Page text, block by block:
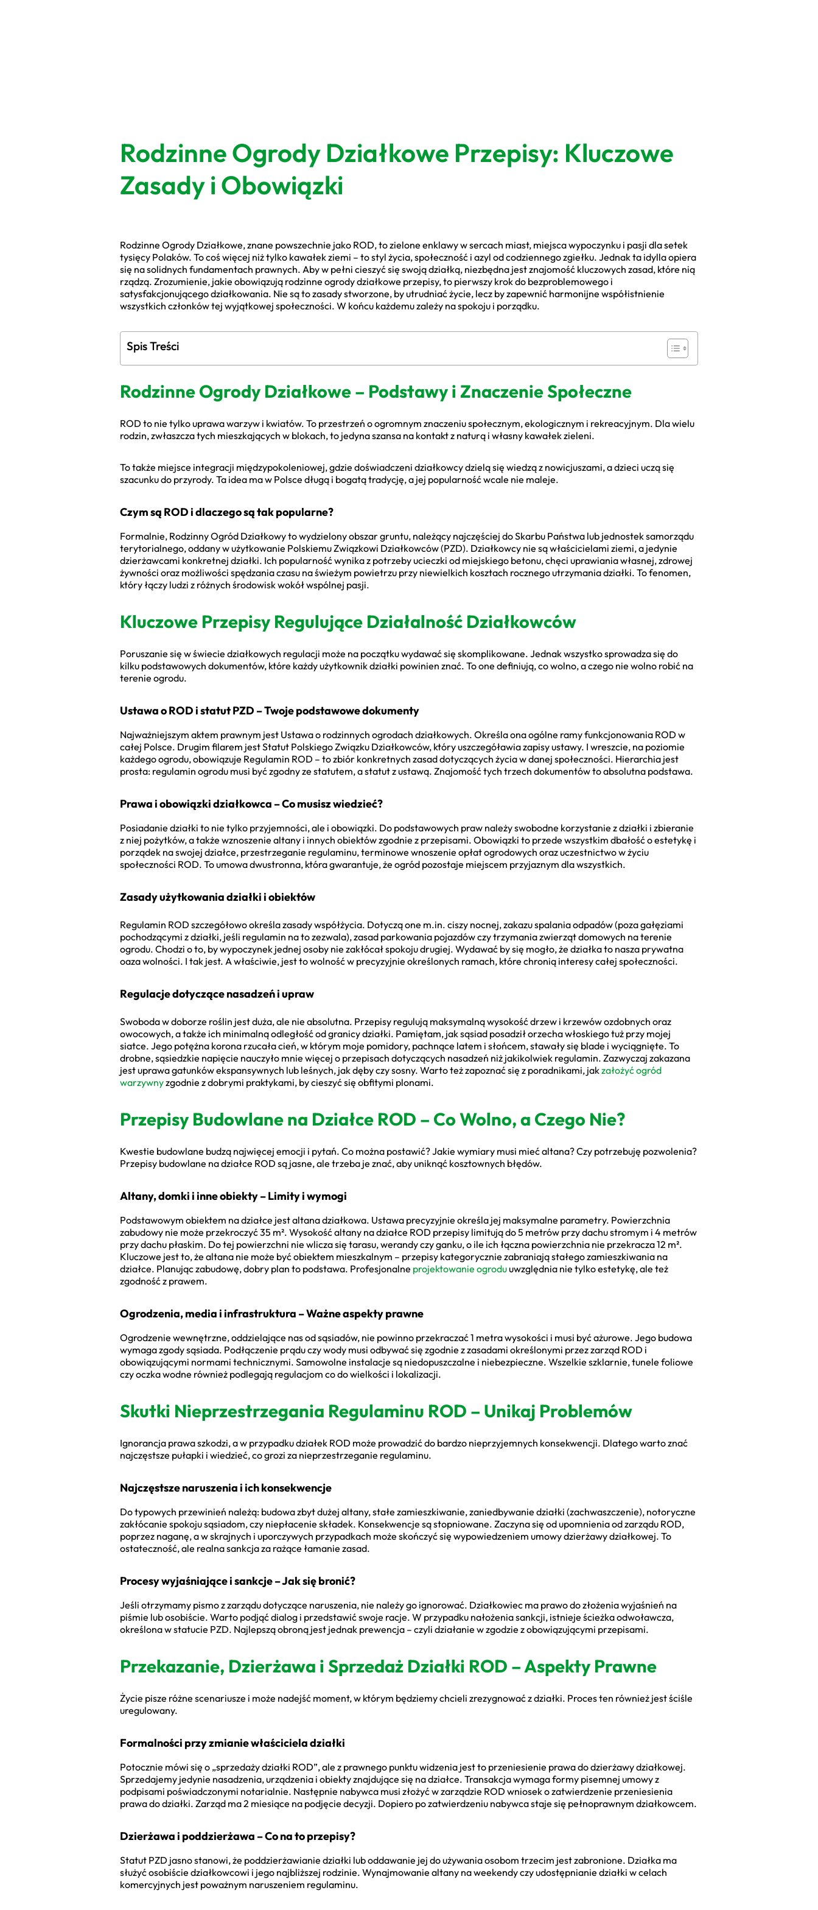
Rodzinne Ogrody Działkowe Przepisy: Kluczowe
Zasady i Obowiązki
Rodzinne Ogrody Działkowe, znane powszechnie jako ROD, to zielone enklawy w sercach miast, miejsca wypoczynku i pasji dla setek
tysięcy Polaków. To coś więcej niż tylko kawałek ziemi – to styl życia, społeczność i azyl od codziennego zgiełku. Jednak ta idylla opiera
się na solidnych fundamentach prawnych. Aby w pełni cieszyć się swoją działką, niezbędna jest znajomość kluczowych zasad, które nią
rządzą. Zrozumienie, jakie obowiązują rodzinne ogrody działkowe przepisy, to pierwszy krok do bezproblemowego i
satysfakcjonującego działkowania. Nie są to zasady stworzone, by utrudniać życie, lecz by zapewnić harmonijne współistnienie
wszystkich członków tej wyjątkowej społeczności. W końcu każdemu zależy na spokoju i porządku.
Spis Treści
Rodzinne Ogrody Działkowe – Podstawy i Znaczenie Społeczne
ROD to nie tylko uprawa warzyw i kwiatów. To przestrzeń o ogromnym znaczeniu społecznym, ekologicznym i rekreacyjnym. Dla wielu
rodzin, zwłaszcza tych mieszkających w blokach, to jedyna szansa na kontakt z naturą i własny kawałek zieleni.
To także miejsce integracji międzypokoleniowej, gdzie doświadczeni działkowcy dzielą się wiedzą z nowicjuszami, a dzieci uczą się
szacunku do przyrody. Ta idea ma w Polsce długą i bogatą tradycję, a jej popularność wcale nie maleje.
Czym są ROD i dlaczego są tak popularne?
Formalnie, Rodzinny Ogród Działkowy to wydzielony obszar gruntu, należący najczęściej do Skarbu Państwa lub jednostek samorządu
terytorialnego, oddany w użytkowanie Polskiemu Związkowi Działkowców (PZD). Działkowcy nie są właścicielami ziemi, a jedynie
dzierżawcami konkretnej działki. Ich popularność wynika z potrzeby ucieczki od miejskiego betonu, chęci uprawiania własnej, zdrowej
żywności oraz możliwości spędzania czasu na świeżym powietrzu przy niewielkich kosztach rocznego utrzymania działki. To fenomen,
który łączy ludzi z różnych środowisk wokół wspólnej pasji.
Kluczowe Przepisy Regulujące Działalność Działkowców
Poruszanie się w świecie działkowych regulacji może na początku wydawać się skomplikowane. Jednak wszystko sprowadza się do
kilku podstawowych dokumentów, które każdy użytkownik działki powinien znać. To one definiują, co wolno, a czego nie wolno robić na
terenie ogrodu.
Ustawa o ROD i statut PZD – Twoje podstawowe dokumenty
Najważniejszym aktem prawnym jest Ustawa o rodzinnych ogrodach działkowych. Określa ona ogólne ramy funkcjonowania ROD w
całej Polsce. Drugim filarem jest Statut Polskiego Związku Działkowców, który uszczegóławia zapisy ustawy. I wreszcie, na poziomie
każdego ogrodu, obowiązuje Regulamin ROD – to zbiór konkretnych zasad dotyczących życia w danej społeczności. Hierarchia jest
prosta: regulamin ogrodu musi być zgodny ze statutem, a statut z ustawą. Znajomość tych trzech dokumentów to absolutna podstawa.
Prawa i obowiązki działkowca – Co musisz wiedzieć?
Posiadanie działki to nie tylko przyjemności, ale i obowiązki. Do podstawowych praw należy swobodne korzystanie z działki i zbieranie
z niej pożytków, a także wznoszenie altany i innych obiektów zgodnie z przepisami. Obowiązki to przede wszystkim dbałość o estetykę i
porządek na swojej działce, przestrzeganie regulaminu, terminowe wnoszenie opłat ogrodowych oraz uczestnictwo w życiu
społeczności ROD. To umowa dwustronna, która gwarantuje, że ogród pozostaje miejscem przyjaznym dla wszystkich.
Zasady użytkowania działki i obiektów
Regulamin ROD szczegółowo określa zasady współżycia. Dotyczą one m.in. ciszy nocnej, zakazu spalania odpadów (poza gałęziami
pochodzącymi z działki, jeśli regulamin na to zezwala), zasad parkowania pojazdów czy trzymania zwierząt domowych na terenie
ogrodu. Chodzi o to, by wypoczynek jednej osoby nie zakłócał spokoju drugiej. Wydawać by się mogło, że działka to nasza prywatna
oaza wolności. I tak jest. A właściwie, jest to wolność w precyzyjnie określonych ramach, które chronią interesy całej społeczności.
Regulacje dotyczące nasadzeń i upraw
Swoboda w doborze roślin jest duża, ale nie absolutna. Przepisy regulują maksymalną wysokość drzew i krzewów ozdobnych oraz
owocowych, a także ich minimalną odległość od granicy działki. Pamiętam, jak sąsiad posadził orzecha włoskiego tuż przy mojej
siatce. Jego potężna korona rzucała cień, w którym moje pomidory, pachnące latem i słońcem, stawały się blade i wyciągnięte. To
drobne, sąsiedzkie napięcie nauczyło mnie więcej o przepisach dotyczących nasadzeń niż jakikolwiek regulamin. Zazwyczaj zakazana
jest uprawa gatunków ekspansywnych lub leśnych, jak dęby czy sosny. Warto też zapoznać się z poradnikami, jakzałożyć ogród
warzywnyzgodnie z dobrymi praktykami, by cieszyć się obfitymi plonami.
Przepisy Budowlane na Działce ROD – Co Wolno, a Czego Nie?
Kwestie budowlane budzą najwięcej emocji i pytań. Co można postawić? Jakie wymiary musi mieć altana? Czy potrzebuję pozwolenia?
Przepisy budowlane na działce ROD są jasne, ale trzeba je znać, aby uniknąć kosztownych błędów.
Altany, domki i inne obiekty – Limity i wymogi
Podstawowym obiektem na działce jest altana działkowa. Ustawa precyzyjnie określa jej maksymalne parametry. Powierzchnia
zabudowy nie może przekroczyć 35 m². Wysokość altany na działce ROD przepisy limitują do 5 metrów przy dachu stromym i 4 metrów
przy dachu płaskim. Do tej powierzchni nie wlicza się tarasu, werandy czy ganku, o ile ich łączna powierzchnia nie przekracza 12 m².
Kluczowe jest to, że altana nie może być obiektem mieszkalnym – przepisy kategorycznie zabraniają stałego zamieszkiwania na
działce. Planując zabudowę, dobry plan to podstawa. Profesjonalne projektowanie ogroduuwzględnia nie tylko estetykę, ale też
zgodność z prawem.
Ogrodzenia, media i infrastruktura – Ważne aspekty prawne
Ogrodzenie wewnętrzne, oddzielające nas od sąsiadów, nie powinno przekraczać 1 metra wysokości i musi być ażurowe. Jego budowa
wymaga zgody sąsiada. Podłączenie prądu czy wody musi odbywać się zgodnie z zasadami określonymi przez zarząd ROD i
obowiązującymi normami technicznymi. Samowolne instalacje są niedopuszczalne i niebezpieczne. Wszelkie szklarnie, tunele foliowe
czy oczka wodne również podlegają regulacjom co do wielkości i lokalizacji.
Skutki Nieprzestrzegania Regulaminu ROD – Unikaj Problemów
Ignorancja prawa szkodzi, a w przypadku działek ROD może prowadzić do bardzo nieprzyjemnych konsekwencji. Dlatego warto znać
najczęstsze pułapki i wiedzieć, co grozi za nieprzestrzeganie regulaminu.
Najczęstsze naruszenia i ich konsekwencje
Do typowych przewinień należą: budowa zbyt dużej altany, stałe zamieszkiwanie, zaniedbywanie działki (zachwaszczenie), notoryczne
zakłócanie spokoju sąsiadom, czy niepłacenie składek. Konsekwencje są stopniowane. Zaczyna się od upomnienia od zarządu ROD,
poprzez naganę, a w skrajnych i uporczywych przypadkach może skończyć się wypowiedzeniem umowy dzierżawy działkowej. To
ostateczność, ale realna sankcja za rażące łamanie zasad.
Procesy wyjaśniające i sankcje – Jak się bronić?
Jeśli otrzymamy pismo z zarządu dotyczące naruszenia, nie należy go ignorować. Działkowiec ma prawo do złożenia wyjaśnień na
piśmie lub osobiście. Warto podjąć dialog i przedstawić swoje racje. W przypadku nałożenia sankcji, istnieje ścieżka odwoławcza,
określona w statucie PZD. Najlepszą obroną jest jednak prewencja – czyli działanie w zgodzie z obowiązującymi przepisami.
Przekazanie, Dzierżawa i Sprzedaż Działki ROD – Aspekty Prawne
Życie pisze różne scenariusze i może nadejść moment, w którym będziemy chcieli zrezygnować z działki. Proces ten również jest ściśle
uregulowany.
Formalności przy zmianie właściciela działki
Potocznie mówi się o „sprzedaży działki ROD”, ale z prawnego punktu widzenia jest to przeniesienie prawa do dzierżawy działkowej.
Sprzedajemy jedynie nasadzenia, urządzenia i obiekty znajdujące się na działce. Transakcja wymaga formy pisemnej umowy z
podpisami poświadczonymi notarialnie. Następnie nabywca musi złożyć w zarządzie ROD wniosek o zatwierdzenie przeniesienia
prawa do działki. Zarząd ma 2 miesiące na podjęcie decyzji. Dopiero po zatwierdzeniu nabywca staje się pełnoprawnym działkowcem.
Dzierżawa i poddzierżawa – Co na to przepisy?
Statut PZD jasno stanowi, że poddzierżawianie działki lub oddawanie jej do używania osobom trzecim jest zabronione. Działka ma
służyć osobiście działkowcowi i jego najbliższej rodzinie. Wynajmowanie altany na weekendy czy udostępnianie działki w celach
komercyjnych jest poważnym naruszeniem regulaminu.